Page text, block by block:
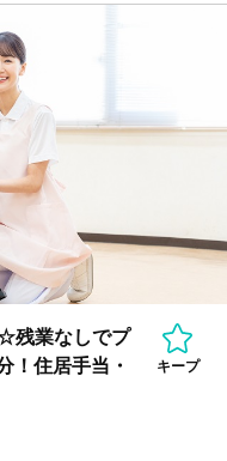
残業なしでプ
！住居手当・
キープ